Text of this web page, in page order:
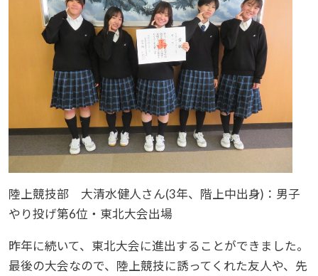
陸上競技部 大清水健人さん(3年、階上中出身)：男子
やり投げ第6位・東北大会出場
昨年に続いて、東北大会に進出することができました。
最後の大会なので、陸上競技に誘ってくれた友人や、先